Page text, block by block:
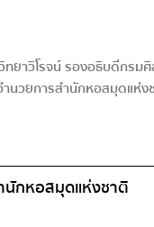
วิโรจน์ รองอธิบดีกรม
วยการสำนักหอสมุดแห่ง
นักหอสมุดแห่งชาติ